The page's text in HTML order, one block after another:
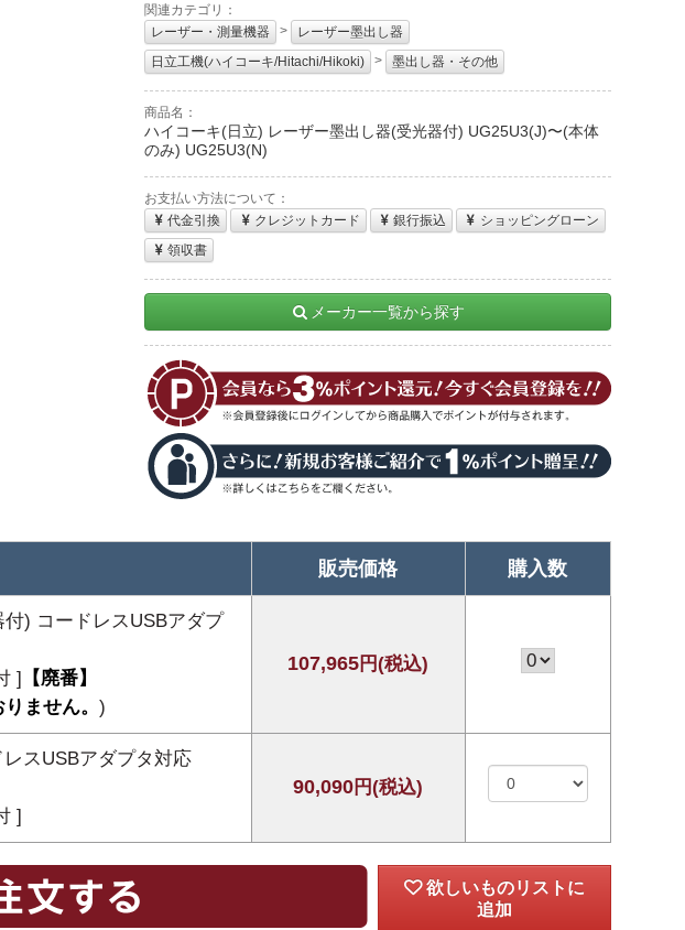
関連カテゴリ：
レーザー・測量機器
>
レーザー墨出し器
日立工機(ハイコーキ/Hitachi/Hikoki)
> 墨出し器・その他
商品名：
ハイコーキ(日立) レーザー墨出し器(受光器付) UG25U3(J)〜(本体
のみ) UG25U3(N)
お支払い方法について：
代金引換
クレジットカード 銀行振込
ショッピングローン
領収書
メーカー一覧から探す
販売価格 購入数
) コードレスUSBアダプ
] 【廃番】
ません。 )
107,965円(税込)
スUSBアダプタ対応
]
90,090円(税込)